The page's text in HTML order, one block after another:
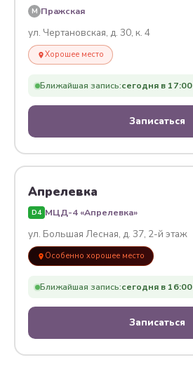
M Пражская
ул. Чертановская, д. 30, к. 4
Хорошее место
Ближайшая запись:сегодня в 17:00
Записаться
Апрелевка
D4 МЦД-4 «Апрелевка»
ул. Большая Лесная, д. 37, 2-й этаж
Особенно хорошее место
Ближайшая запись:сегодня в 16:00
Записаться